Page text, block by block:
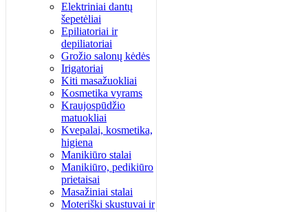
Elektriniai dantų
šepetėliai
Epiliatoriai ir
depiliatoriai
Grožio salonų kėdės
Irigatoriai
Kiti masažuokliai
Kosmetika vyrams
Kraujospūdžio
matuokliai
Kvepalai, kosmetika,
higiena
Manikiūro stalai
Manikiūro, pedikiūro
prietaisai
Masažiniai stalai
Moteriški skustuvai ir